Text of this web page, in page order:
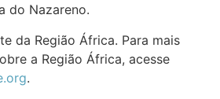
do Nazareno.
da Região África. Para mais
a Região África, acesse
.